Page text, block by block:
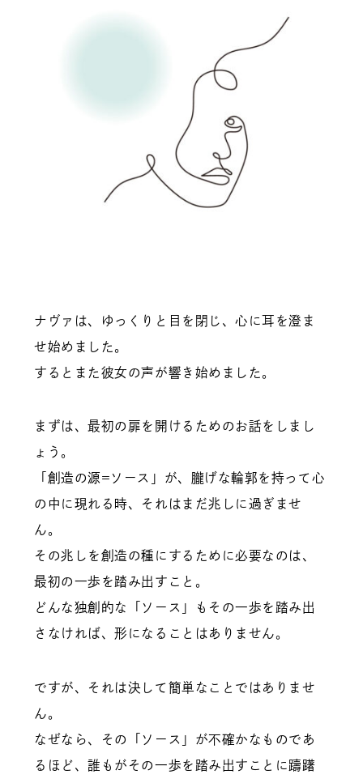
ナヴァは、ゆっくりと目を閉じ、心に耳を澄ま
せ始めました。
するとまた彼女の声が響き始めました。
まずは、最初の扉を開けるためのお話をしまし
ょう。
「創造の源=ソース」が、朧げな輪郭を持って心
の中に現れる時、それはまだ兆しに過ぎませ
ん。
その兆しを創造の種にするために必要なのは、
最初の一歩を踏み出すこと。
どんな独創的な「ソース」もその一歩を踏み出
さなければ、形になることはありません。
ですが、それは決して簡単なことではありませ
ん。
なぜなら、その「ソース」が不確かなものであ
るほど、誰もがその一歩を踏み出すことに躊躇